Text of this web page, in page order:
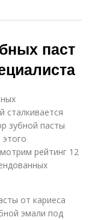
паст
сталкивается
зубной пасты
рейтинг 12
от кариеса
эмали под